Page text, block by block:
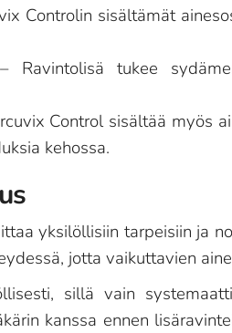
Controlin sisältämät
Ravintolisä tukee
Control sisältää myös
kehossa.
yksilöllisiin tarpeisiin ja
jotta vaikuttavien
sillä vain
kanssa ennen